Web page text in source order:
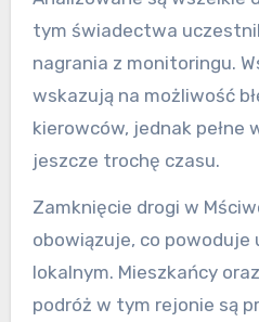
tym świadectwa
nagrania z monitoringu.
wskazują na możliwość
kierowców, jednak pełne
jeszcze trochę czasu.
Zamknięcie drogi w
obowiązuje, co powoduje
lokalnym. Mieszkańcy
podróż w tym rejonie są